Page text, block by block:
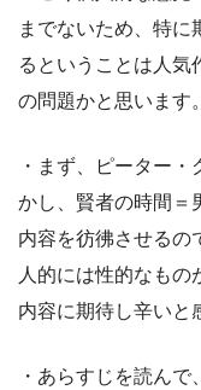
までないため、特に
るということは人気
の問題かと思います。
・まず、ピーター
かし、賢者の時間＝
内容を彷彿させるの
人的には性的なもの
内容に期待し辛いと
・あらすじを読ん